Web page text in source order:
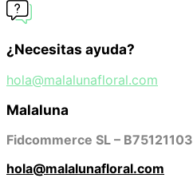
¿Necesitas ayuda?
hola@malalunafloral.com
Malaluna
Fidcommerce SL – B75121103
hola@malalunafloral.com